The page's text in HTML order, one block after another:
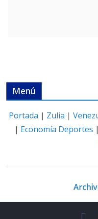
Menú
Portada | Zulia |
| Economía Deportes